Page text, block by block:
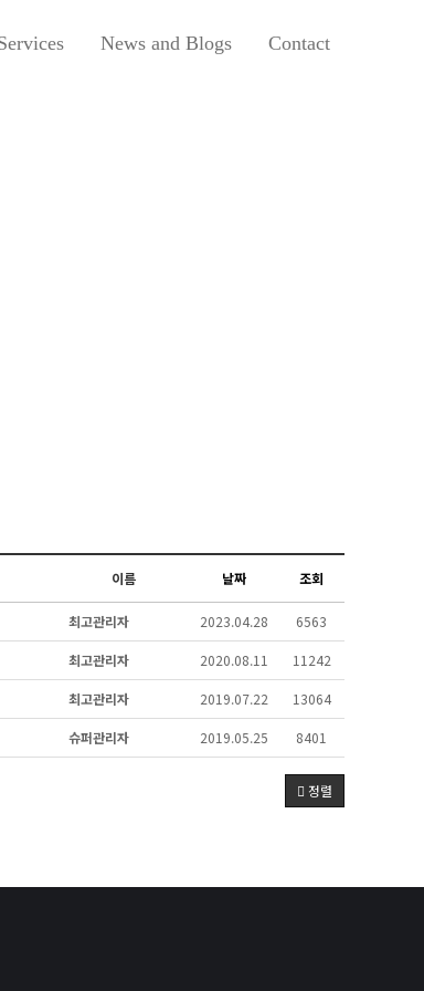
News and Blogs Contact
이름 날짜 조회
최고관리자 2023.04.28 6563
최고관리자 2020.08.11 11242
최고관리자 2019.07.22 13064
슈퍼관리자 2019.05.25 8401
정렬